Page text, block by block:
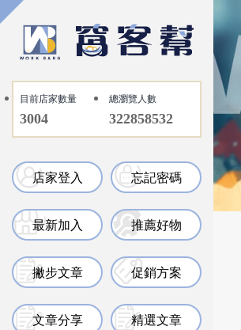
目前店家數量
3004
總瀏覽人數
322858532
店家登入 忘記密碼
最新加入 推薦好物
撇步文章 促銷方案
文章分享 精選文章